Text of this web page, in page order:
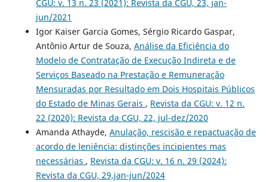
CGU: v. 13 n. 23 (2021): Revista da CGU, 23, jan-
jun/2021
Igor Kaiser Garcia Gomes, Sérgio Ricardo Gaspar,
Antônio Artur de Souza, Análise da Eficiência do
Modelo de Contratação de Execução Indireta e de
Serviços Baseado na Prestação e Remuneração
Mensuradas por Resultado em Dois Hospitais Públicos
do Estado de Minas Gerais , Revista da CGU: v. 12 n.
22 (2020): Revista da CGU, 22, jul-dez/2020
Amanda Athayde, Anulação, rescisão e repactuação de
acordo de leniência: distinções incipientes mas
necessárias , Revista da CGU: v. 16 n. 29 (2024):
Revista da CGU, 29,jan-jun/2024